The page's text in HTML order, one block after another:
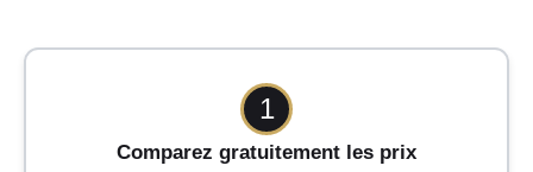
1
Comparez gratuitement les prix